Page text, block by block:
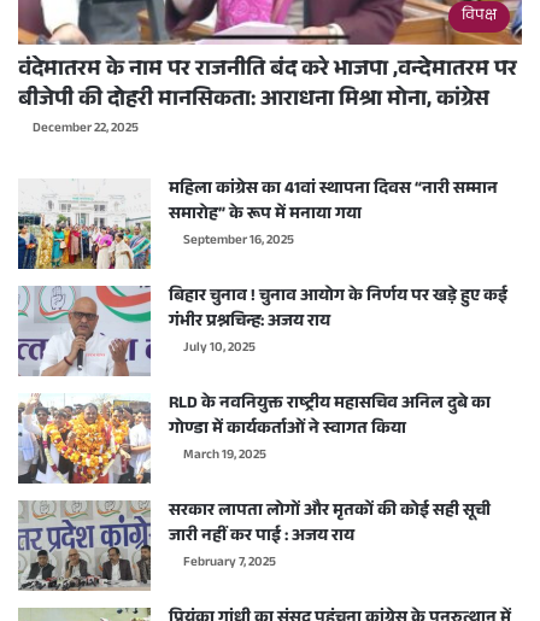
विपक्ष
वंदेमातरम के नाम पर राजनीति बंद करे भाजपा ,वन्देमातरम पर
बीजेपी की दोहरी मानसिकता: आराधना मिश्रा मोना, कांग्रेस
December 22, 2025
महिला कांग्रेस का 41वां स्थापना दिवस “नारी सम्मान
समारोह” के रूप में मनाया गया
September 16, 2025
बिहार चुनाव ! चुनाव आयोग के निर्णय पर खड़े हुए कई
गंभीर प्रश्नचिन्ह: अजय राय
July 10, 2025
RLD के नवनियुक्त राष्ट्रीय महासचिव अनिल दुबे का
गोण्डा में कार्यकर्ताओं ने स्वागत किया
March 19, 2025
सरकार लापता लोगों और मृतकों की कोई सही सूची
जारी नहीं कर पाई : अजय राय
February 7, 2025